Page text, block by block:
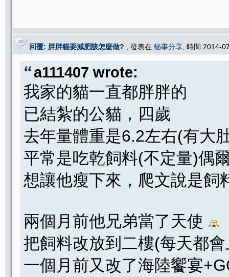
回覆: 胖胖貓要減肥該怎麼做? , 發表在 貓事分享 , 時間 2014-
a111407 wrote:
我家的貓一直都胖胖的
已結紮的公貓，四歲
去年量體重是6.2左右(有大
平常是吃乾飼料(不定量)偶
想讓他瘦下來，爬文說是飼
兩個月前他兄弟當了天使
把飼料改放到二樓(每天都
一個月前又改了海陸饗宴